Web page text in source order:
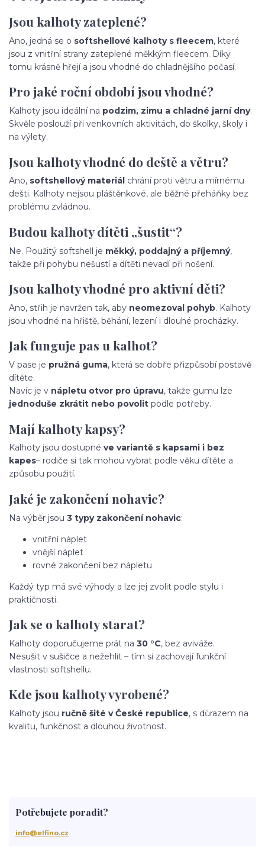
Jsou kalhoty zateplené?
Ano, jedná se o softshellové kalhoty s fleecem, které
jsou z vnitřní strany zateplené měkkým fleecem. Díky
tomu krásně hřejí a jsou vhodné do chladnějšího počasí.
Pro jaké roční období jsou vhodné?
Kalhoty jsou ideální na podzim, zimu a chladné jarní dny.
Skvěle poslouží při venkovních aktivitách, do školky, školy i
na výlety.
Jsou kalhoty vhodné do deště a větru?
Ano, softshellový materiál chrání proti větru a mírnému
dešti. Kalhoty nejsou pláštěnkové, ale běžné přeháňky bez
problému zvládnou.
Budou kalhoty dítěti „šustit“?
Ne. Použitý softshell je měkký, poddajný a příjemný,
takže při pohybu nešustí a dítěti nevadí při nošení.
Jsou kalhoty vhodné pro aktivní děti?
Ano, střih je navržen tak, aby neomezoval pohyb. Kalhoty
jsou vhodné na hřiště, běhání, lezení i dlouhé procházky.
Jak funguje pas u kalhot?
V pase je pružná guma, která se dobře přizpůsobí postavě
dítěte.
Navíc je v nápletu otvor pro úpravu, takže gumu lze
jednoduše zkrátit nebo povolit podle potřeby.
Mají kalhoty kapsy?
Kalhoty jsou dostupné ve variantě s kapsami i bez
kapes– rodiče si tak mohou vybrat podle věku dítěte a
způsobu použití.
Jaké je zakončení nohavic?
Na výběr jsou 3 typy zakončení nohavic:
vnitřní náplet
vnější náplet
rovné zakončení bez nápletu
Každý typ má své výhody a lze jej zvolit podle stylu i
praktičnosti.
Jak se o kalhoty starat?
Kalhoty doporučujeme prát na 30 °C, bez aviváže.
Nesušit v sušičce a nežehlit – tím si zachovají funkční
vlastnosti softshellu.
Kde jsou kalhoty vyrobené?
Kalhoty jsou ručně šité v České republice, s důrazem na
kvalitu, funkčnost a dlouhou životnost.
Potřebujete poradit?
info@elfino.cz